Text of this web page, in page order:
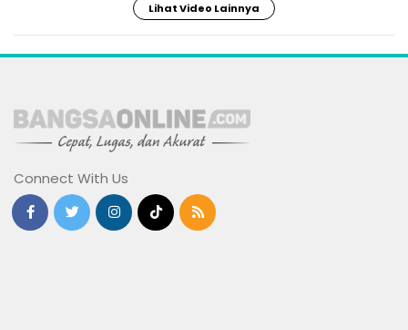
Lihat Video Lainnya
Connect With Us